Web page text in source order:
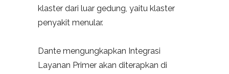
klaster dari luar gedung, yaitu klaster
penyakit menular.
Dante mengungkapkan Integrasi
Layanan Primer akan diterapkan di